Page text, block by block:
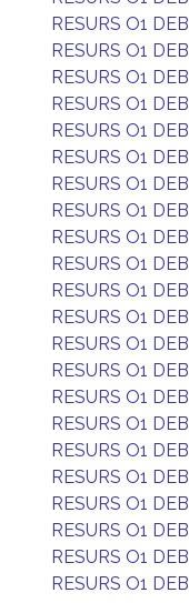
RESURS O1 DEB
RESURS O1 DEB
RESURS O1 DEB
RESURS O1 DEB
RESURS O1 DEB
RESURS O1 DEB
RESURS O1 DEB
RESURS O1 DEB
RESURS O1 DEB
RESURS O1 DEB
RESURS O1 DEB
RESURS O1 DEB
RESURS O1 DEB
RESURS O1 DEB
RESURS O1 DEB
RESURS O1 DEB
RESURS O1 DEB
RESURS O1 DEB
RESURS O1 DEB
RESURS O1 DEB
RESURS O1 DEB
RESURS O1 DEB